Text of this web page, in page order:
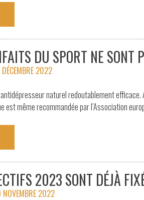
DU SPORT NE SONT
2022
naturel redoutablement efficace.
est même recommandée par l’Association
2023 SONT DÉJÀ
NOVEMBRE 2022